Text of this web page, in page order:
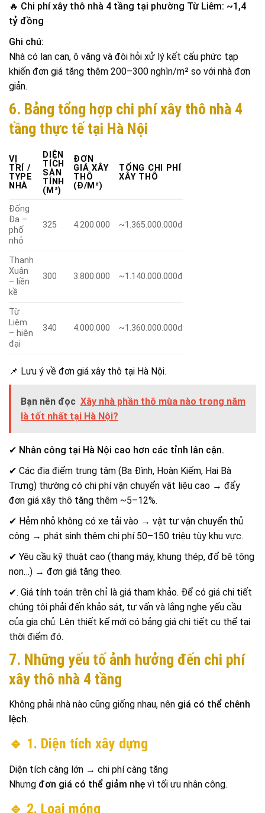
🔥 Chi phí xây thô nhà 4 tầng tại phường Từ Liêm: ~1,4
tỷ đồng
Ghi chú:
Nhà có lan can, ô văng và đòi hỏi xử lý kết cấu phức tạp
khiến đơn giá tăng thêm 200–300 nghìn/m² so với nhà đơn
giản.
6. Bảng tổng hợp chi phí xây thô nhà 4
tầng thực tế tại Hà Nội
VỊ
TRÍ /
TYPE
NHÀ
DIỆN
TÍCH
SÀN
TÍNH
(M²)
ĐƠN
GIÁ XÂY
THÔ
(Đ/M²)
TỔNG CHI PHÍ
XÂY THÔ
Đống
Đa –
phố
nhỏ
325 4.200.000 ~1.365.000.000đ
Thanh
Xuân
– liền
kề
300 3.800.000 ~1.140.000.000đ
Từ
Liêm
– hiện
đại
340 4.000.000 ~1.360.000.000đ
📌 Lưu ý về đơn giá xây thô tại Hà Nội.
Bạn nên đọc Xây nhà phần thô mùa nào trong năm
là tốt nhất tại Hà Nội?
✔ Nhân công tại Hà Nội cao hơn các tỉnh lân cận.
✔ Các địa điểm trung tâm (Ba Đình, Hoàn Kiếm, Hai Bà
Trưng) thường có chi phí vận chuyển vật liệu cao → đẩy
đơn giá xây thô tăng thêm ~5–12%.
✔ Hẻm nhỏ không có xe tải vào → vật tư vận chuyển thủ
công → phát sinh thêm chi phí 50–150 triệu tùy khu vực.
✔ Yêu cầu kỹ thuật cao (thang máy, khung thép, đổ bê tông
non…) → đơn giá tăng theo.
✔. Giá tính toán trên chỉ là giá tham khảo. Để có giá chi tiết
chúng tôi phải đến khảo sát, tư vấn và lắng nghe yếu cầu
của gia chủ. Lên thiết kế mới có bảng giá chi tiết cụ thể tại
thời điểm đó.
7. Những yếu tố ảnh hưởng đến chi phí
xây thô nhà 4 tầng
Không phải nhà nào cũng giống nhau, nên giá có thể chênh
lệch.
🔹 1. Diện tích xây dựng
Diện tích càng lớn → chi phí càng tăng
Nhưng đơn giá có thể giảm nhẹ vì tối ưu nhân công.
🔹 2. Loại móng